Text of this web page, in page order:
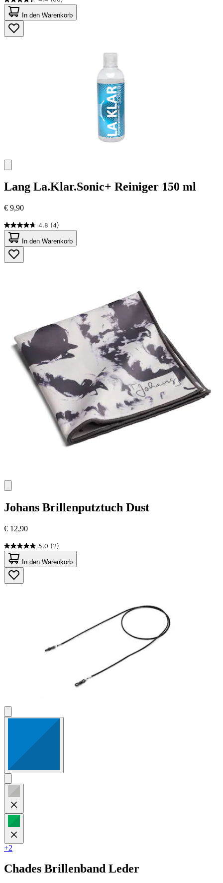
4.4
von
5
Sternen.
68
In den Warenkorb
Lang La.Klar.Sonic+ Reiniger 150 ml
€ 9,90
4.8 (4)
4.8
von
5
Sternen.
4
In den Warenkorb
Johans Brillenputztuch Dust
€ 12,90
5.0 (2)
5.0
von
5
Sternen.
2
In den Warenkorb
+2
Chades Brillenband Leder